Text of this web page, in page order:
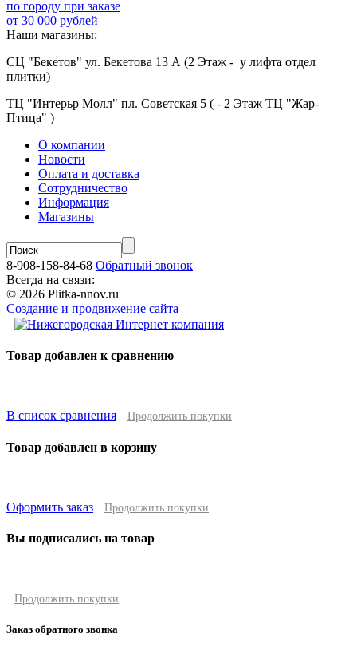
по городу при заказе
от 30 000 рублей
Наши магазины:
СЦ "Бекетов" ул. Бекетова 13 А (2 Этаж - у лифта отдел
плитки)
ТЦ "Интерьр Молл" пл. Советская 5 ( - 2 Этаж ТЦ "Жар-
Птица" )
О компании
Новости
Оплата и доставка
Сотрудничество
Информация
Магазины
8-908-158-84-68 Обратный звонок
Всегда на связи:
© 2026 Plitka-nnov.ru
Создание и продвижение сайта
Товар добавлен к сравнению
В список сравнения Продолжить покупки
Товар добавлен в корзину
Оформить заказ Продолжить покупки
Вы подписались на товар
Продолжить покупки
Заказ обратного звонка